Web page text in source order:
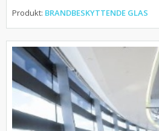
Produkt: BRANDBESKYTTENDE GLAS